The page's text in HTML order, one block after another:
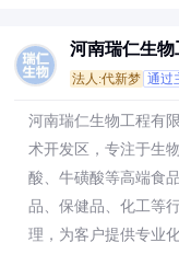
河南瑞仁生物
法人:代新梦 通过
河南瑞仁生物工程有
术开发区，专注于生
酸、牛磺酸等高端食
品、保健品、化工等
理，为客户提供专业